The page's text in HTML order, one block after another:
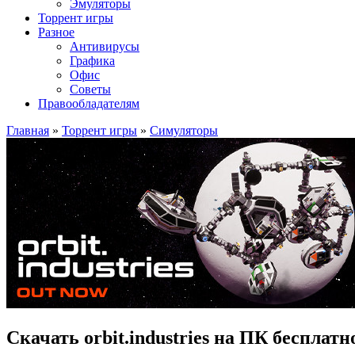
Эмуляторы
Торрент игры
Разное
Антивирусы
Графика
Офис
Советы
Правообладателям
Главная » Торрент игры » Симуляторы
Скачать orbit.industries на ПК